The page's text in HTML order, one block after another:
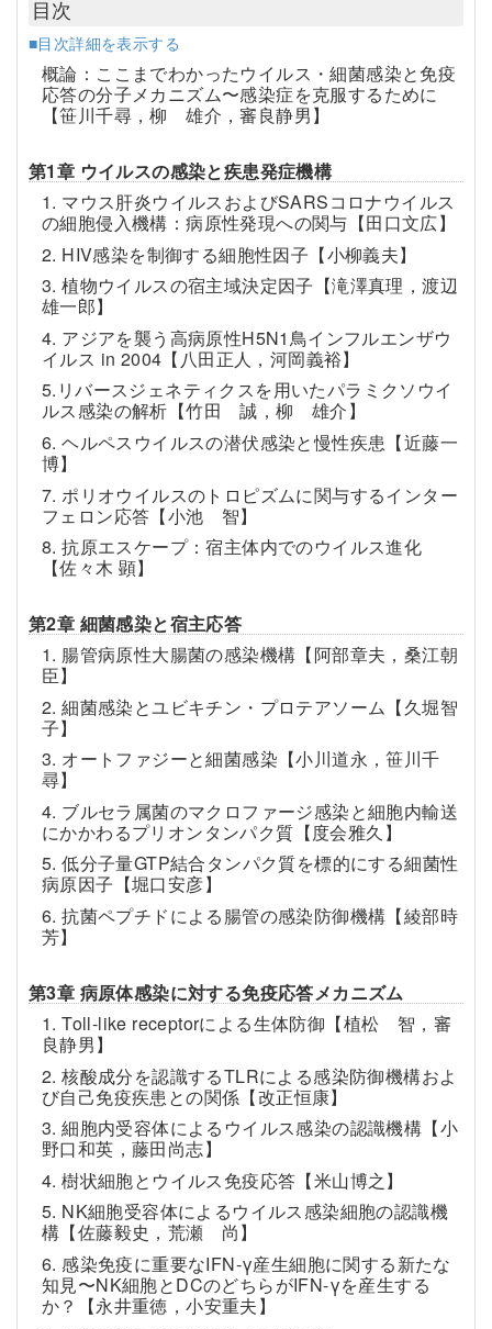
目次
■目次詳細を表示する
概論：ここまでわかったウイルス・細菌感染と免疫
応答の分子メカニズム〜感染症を克服するために
【笹川千尋，柳 雄介，審良静男】
第1章 ウイルスの感染と疾患発症機構
1. マウス肝炎ウイルスおよびSARSコロナウイルス
の細胞侵入機構：病原性発現への関与【田口文広】
2. HIV感染を制御する細胞性因子【小柳義夫】
3. 植物ウイルスの宿主域決定因子【滝澤真理，渡辺
雄一郎】
4. アジアを襲う高病原性H5N1鳥インフルエンザウ
イルス in 2004【八田正人，河岡義裕】
5.リバースジェネティクスを用いたパラミクソウイ
ルス感染の解析【竹田 誠，柳 雄介】
6. ヘルペスウイルスの潜伏感染と慢性疾患【近藤一
博】
7. ポリオウイルスのトロピズムに関与するインター
フェロン応答【小池 智】
8. 抗原エスケープ：宿主体内でのウイルス進化
【佐々木 顕】
第2章 細菌感染と宿主応答
1. 腸管病原性大腸菌の感染機構【阿部章夫，桑江朝
臣】
2. 細菌感染とユビキチン・プロテアソーム【久堀智
子】
3. オートファジーと細菌感染【小川道永，笹川千
尋】
4. ブルセラ属菌のマクロファージ感染と細胞内輸送
にかかわるプリオンタンパク質【度会雅久】
5. 低分子量GTP結合タンパク質を標的にする細菌性
病原因子【堀口安彦】
6. 抗菌ペプチドによる腸管の感染防御機構【綾部時
芳】
第3章 病原体感染に対する免疫応答メカニズム
1. Toll-like receptorによる生体防御【植松 智，審
良静男】
2. 核酸成分を認識するTLRによる感染防御機構およ
び自己免疫疾患との関係【改正恒康】
3. 細胞内受容体によるウイルス感染の認識機構【小
野口和英，藤田尚志】
4. 樹状細胞とウイルス免疫応答【米山博之】
5. NK細胞受容体によるウイルス感染細胞の認識機
構【佐藤毅史，荒瀬 尚】
6. 感染免疫に重要なIFN-γ産生細胞に関する新たな
知見〜NK細胞とDCのどちらがIFN-γを産生する
か？【永井重徳，小安重夫】